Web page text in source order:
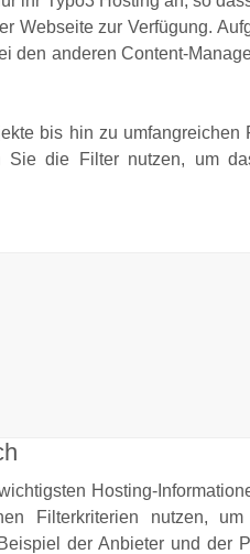
Webseite zur Verfügung.
anderen Content-
bis hin zu
die Filter nutzen, um
Hosting-
Filterkriterien nutzen,
der Anbieter und der